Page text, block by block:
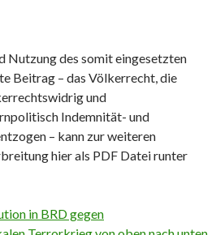
Nutzung des somit eingesetzten
Beitrag – das Völkerrecht, die
und
Indemnität- und
– kann zur weiteren
hier als PDF Datei runter
in BRD gegen